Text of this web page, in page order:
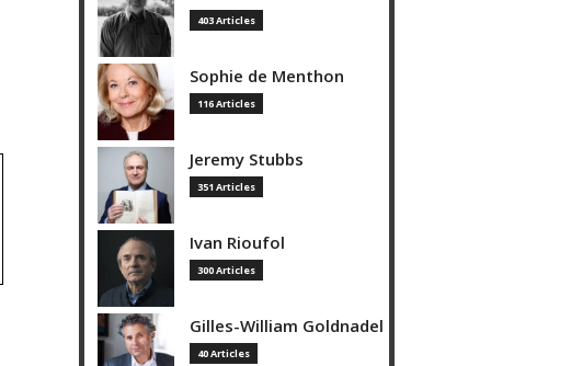
403 Articles
Sophie de Menthon
116 Articles
Jeremy Stubbs
351 Articles
Ivan Rioufol
300 Articles
Gilles-William Goldnadel
40 Articles